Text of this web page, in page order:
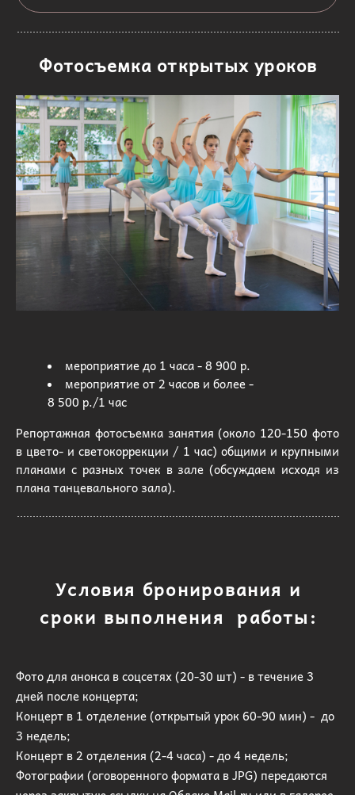
Фотосъемка открытых уроков
мероприятие до 1 часа - 8 900 р.
мероприятие от 2 часов и более -
8 500 р./1 час
Репортажная фотосъемка занятия (около 120-150 фото
в цвето- и светокоррекции / 1 час) общими и крупными
планами с разных точек в зале (обсуждаем исходя из
плана танцевального зала).
Условия бронирования и
сроки выполнения работы:
Фото для анонса в соцсетях (20-30 шт) - в течение 3
дней после концерта;
Концерт в 1 отделение (открытый урок 60-90 мин) - до
3 недель;
Концерт в 2 отделения (2-4 часа) - до 4 недель;
Фотографии (оговоренного формата в JPG) передаются